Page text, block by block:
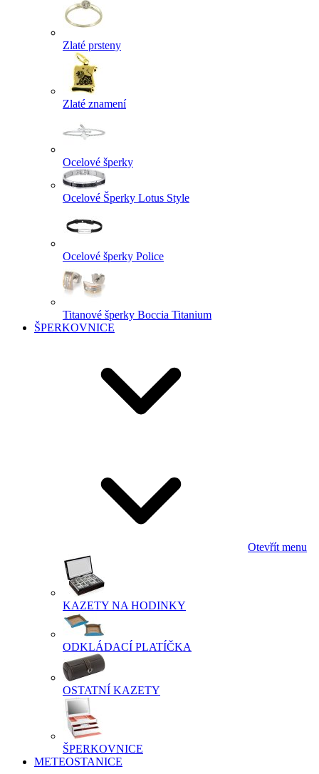
Zlaté prsteny
Zlaté znamení
Ocelové šperky
Ocelové Šperky Lotus Style
Ocelové šperky Police
Titanové šperky Boccia Titanium
ŠPERKOVNICE
Otevřít menu
KAZETY NA HODINKY
ODKLÁDACÍ PLATÍČKA
OSTATNÍ KAZETY
ŠPERKOVNICE
METEOSTANICE